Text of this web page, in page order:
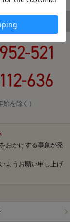
を除く）
おかけする事象が発
ようお願い申し上げ